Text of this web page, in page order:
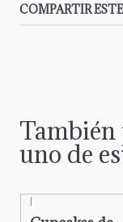
COMPARTIR
uno de